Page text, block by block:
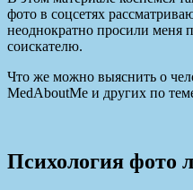
фото в соцсетях
неоднократно просили меня
соискателю.
Что же можно выяснить о
MedAboutMe и других по
Психология фото